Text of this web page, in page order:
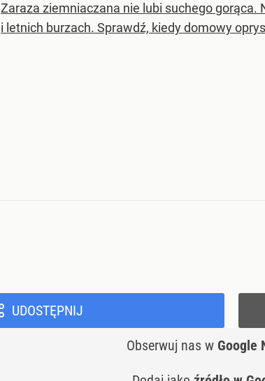
Zaraza ziemniaczana nie lubi suchego
i letnich burzach. Sprawdź, kiedy domowy
UDOSTĘPNIJ
Obserwuj nas w Google